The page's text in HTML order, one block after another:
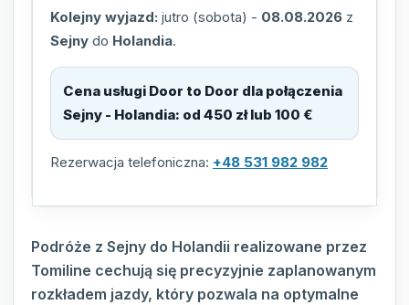
Kolejny wyjazd: jutro (sobota) - 08.08.2026 z
Sejny do Holandia.
Cena usługi Door to Door dla połączenia
Sejny - Holandia: od 450 zł lub 100 €
Rezerwacja telefoniczna: +48 531 982 982
Podróże z Sejny do Holandii realizowane przez
Tomiline cechują się precyzyjnie zaplanowanym
rozkładem jazdy, który pozwala na optymalne